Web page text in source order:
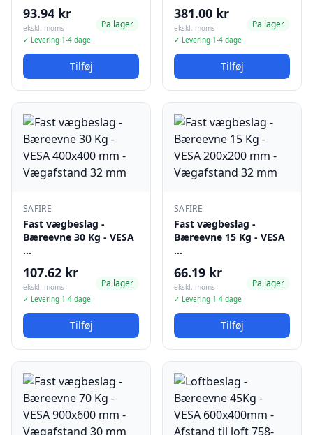
93.94 kr
ekskl. moms
✓ Levering 1-4 dage
Pa lager
Tilføj
381.00 kr
ekskl. moms
✓ Levering 1-4 dage
Pa lager
Tilføj
SAFIRE
Fast vægbeslag -
Bæreevne 30 Kg - VESA
…
107.62 kr
ekskl. moms
✓ Levering 1-4 dage
Pa lager
Tilføj
SAFIRE
Fast vægbeslag -
Bæreevne 15 Kg - VESA
…
66.19 kr
ekskl. moms
✓ Levering 1-4 dage
Pa lager
Tilføj